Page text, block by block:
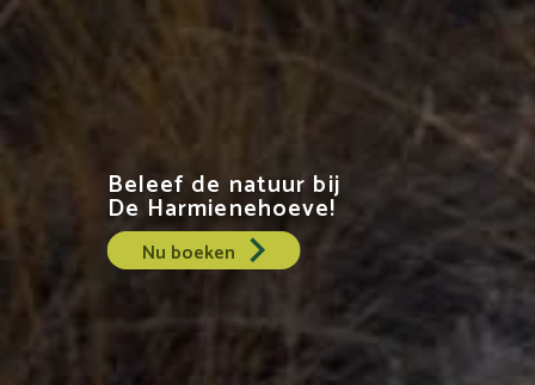
Beleef de natuur bij
De Harmienehoeve!
Nu boeken